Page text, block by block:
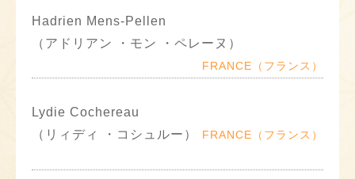
Hadrien Mens-Pellen
（アドリアン ・モン ・ペレーヌ）
FRANCE（フランス）
Lydie Cochereau
（リィディ ・コシュルー）
FRANCE（フランス）